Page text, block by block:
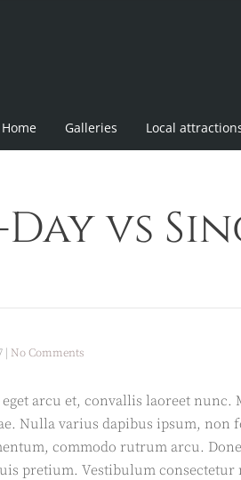
Home Galleries Local
vs
No Comments
arcu et, convallis laoreet
Nulla varius dapibus ipsum, non
commodo rutrum arcu.
pretium. Vestibulum